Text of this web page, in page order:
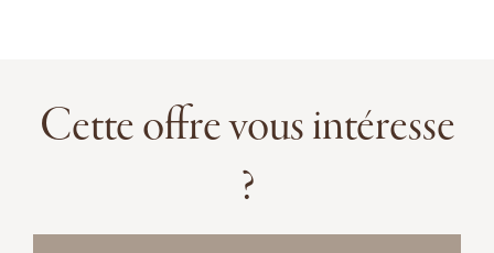
Cette offre vous intéresse
?